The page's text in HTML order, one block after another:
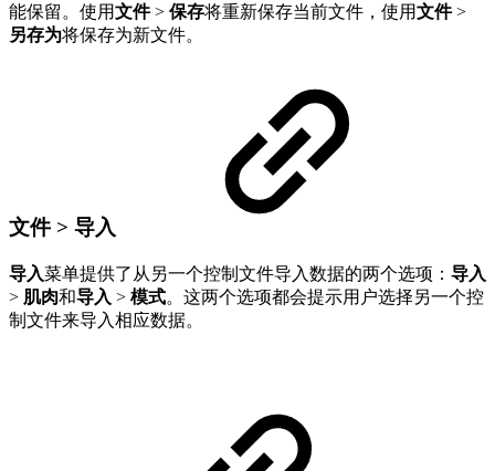
能保留。使用文件> 保存将重新保存当前文件，使用文件>
另存为将保存为新文件。
文件 > 导入
导入菜单提供了从另一个控制文件导入数据的两个选项： 导入
> 肌肉和导入 > 模式。这两个选项都会提示用户选择另一个控
制文件来导入相应数据。